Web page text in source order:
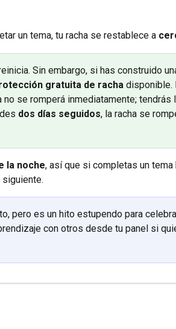
un tema, tu racha se restablece a
Sin embargo, si has construido
gratuita de racha disponible.
no se romperá inmediatamente; tendrás
dos días seguidos, la racha se
la noche, así que si completas un tema
pero es un hito estupendo para
con otros desde tu panel si